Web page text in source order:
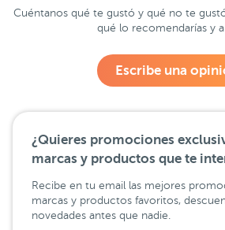
Cuéntanos qué te gustó y qué no te
qué lo recomendarías y a
Escribe una
¿Quieres promociones
marcas y productos que te
Recibe en tu email las mejores
marcas y productos favoritos,
novedades antes que nadie.